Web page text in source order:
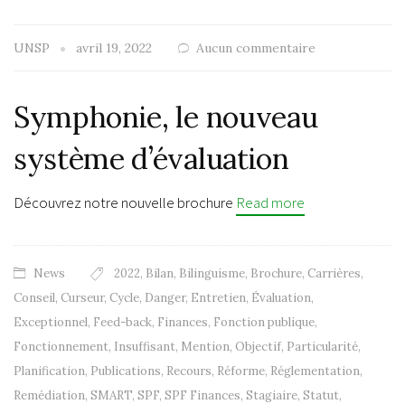
UNSP avril 19, 2022 Aucun commentaire
Symphonie, le nouveau
système d’évaluation
Découvrez notre nouvelle brochure Read more
News 2022, Bilan, Bilinguisme, Brochure, Carrières,
Conseil, Curseur, Cycle, Danger, Entretien, Évaluation,
Exceptionnel, Feed-back, Finances, Fonction publique,
Fonctionnement, Insuffisant, Mention, Objectif, Particularité,
Planification, Publications, Recours, Réforme, Réglementation,
Remédiation, SMART, SPF, SPF Finances, Stagiaire, Statut,